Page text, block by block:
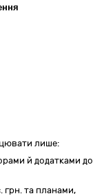
лише:
й додатками до
грн. та планами,